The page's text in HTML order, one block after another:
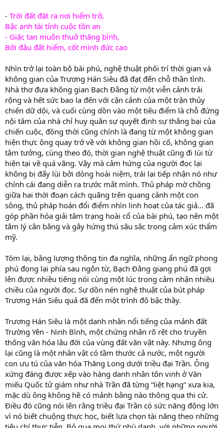
- Trời đất đặt ra nơi hiểm trở,
Bậc anh tài tính cuộc tồn an
- Giặc tan muôn thuở thăng bình,
Bởi đâu đất hiểm, cốt mình đức cao
Nhìn trở lại toàn bộ bài phú, nghệ thuật phối trí thời gian và
không gian của Trương Hán Siêu đã đạt đến chỗ thần tình.
Nhà thơ đưa không gian Bạch Đằng từ một viễn cảnh trải
rộng và hết sức bao la đến với cận cảnh của một trận thủy
chiến dữ dội, và cuối cùng dồn vào một tiêu điểm là chỗ đứng
nội tâm của nhà chỉ huy quân sự quyết định sự thắng bại của
chiến cuộc, đồng thời cũng chính là đang từ một không gian
hiện thực ông quay trở về với không gian hồi cố, không gian
tâm tưởng, cùng theo đó, thời gian nghệ thuật cũng đi lùi từ
hiện tại về quá vãng. Vậy mà cảm hứng của người đọc lại
không bị đẩy lùi bởi dòng hoài niệm, trái lại tiếp nhận nó như
chính cái đang diễn ra trước mắt mình. Thủ pháp mờ chồng
giữa hai thời đoạn cách quãng trên quang cảnh một con
sông, thủ pháp hoán đổi điểm nhìn linh hoạt của tác giả... đã
góp phần hóa giải tâm trạng hoài cổ của bài phú, tạo nên một
tâm lý cân bằng và gây hứng thú sâu sắc trong cảm xúc thẩm
mỹ.
Tóm lại, bằng lượng thông tin đa nghĩa, những ẩn ngữ phong
phú đọng lại phía sau ngôn từ, Bạch Đằng giang phú đã gợi
lên được nhiều tiếng nói cùng một lúc trong cảm nhận nhiều
chiều của người đọc. Sự dồn nén nghệ thuật của bút pháp
Trương Hán Siêu quả đã đến một trình độ bậc thầy.
Trương Hán Siêu là một danh nhân nổi tiếng của mảnh đất
Trường Yên - Ninh Bình, một chứng nhân rõ rệt cho truyền
thống văn hóa lâu đời của vùng đất văn vật này. Nhưng ông
lại cũng là một nhân vật có tầm thước cả nước, một người
con ưu tú của văn hóa Thăng Long dưới triều đại Trần. Ông
xứng đáng được xếp vào hàng danh nhân tôn vinh ở Văn
miếu Quốc tử giám như nhà Trần đã từng “liệt hạng” xưa kia,
mặc dù ông không hề có mảnh bằng nào thông qua thi cử.
Điều đó cũng nói lên rằng triều đại Trần có sức năng động lớn
vì nó biết chuộng thực học, biết lựa chọn tài năng theo những